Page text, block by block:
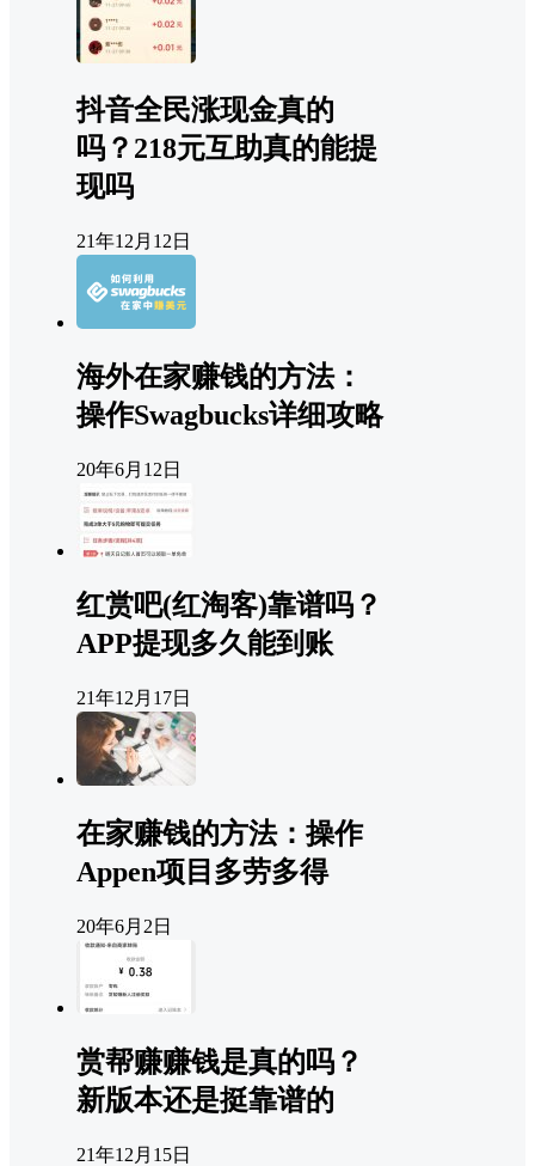
抖音全民涨现金真的
吗？218元互助真的能提
现吗
21年12月12日
海外在家赚钱的方法：
操作Swagbucks详细攻略
20年6月12日
红赏吧(红淘客)靠谱吗？
APP提现多久能到账
21年12月17日
在家赚钱的方法：操作
Appen项目多劳多得
20年6月2日
赏帮赚赚钱是真的吗？
新版本还是挺靠谱的
21年12月15日